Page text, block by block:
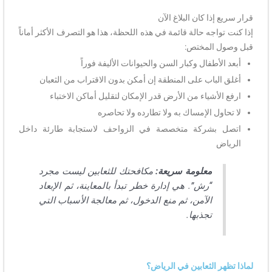
قرار سريع إذا كان البلاغ الآن
إذا كنت تواجه حالة قائمة في هذه اللحظة، هذا هو التصرف الأكثر أماناً
قبل وصول المختص:
أبعد الأطفال وكبار السن والحيوانات الأليفة فوراً
أغلق الباب على المنطقة إن أمكن بدون الاقتراب من الثعبان
ارفع الأشياء من الأرض قدر الإمكان لتقليل أماكن الاختباء
لا تحاول الإمساك به ولا تطارده ولا تحاصره
اتصل بشركة متخصصة في الزواحف لاستجابة طارئة داخل
الرياض
معلومة سريعة:مكافحتك للثعابين ليست مجرد
“رش”. هي إدارة خطر تبدأ بالمعاينة، ثم الإبعاد
الآمن، ثم منع الدخول، ثم معالجة الأسباب التي
تجذبها.
لماذا تظهر الثعابين في الرياض؟